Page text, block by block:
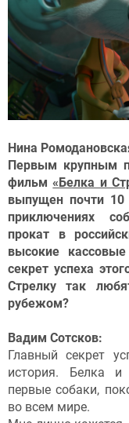
Нина
Первым крупным
фильм«Белка и
выпущен почти
приключениях
прокат в
высокие
секрет успеха
Стрелку так
рубежом?
Вадим Сотсков:
Главный секрет
история. Белка и
первые собаки,
во всем мире.